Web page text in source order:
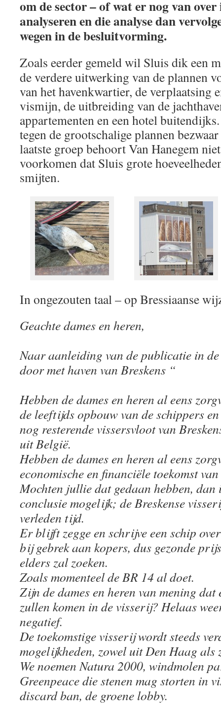
om de sector – of wat er nog van over
analyseren en die analyse dan
wegen in de besluitvorming.
Zoals eerder gemeld wil Sluis dik een
de verdere uitwerking van de plannen
van het havenkwartier, de verplaatsing
vismijn, de uitbreiding van de
appartementen en een hotel
tegen de grootschalige plannen
laatste groep behoort Van Hanegem
voorkomen dat Sluis grote
smijten.
In ongezouten taal – op Bressiaanse
Geachte dames en heren,
Naar aanleiding van de publicatie in
door met haven van Breskens “
Hebben de dames en heren al eens
de leeftijds opbouw van de schippers
nog resterende vissersvloot van
uit België.
Hebben de dames en heren al eens
economische en financiële toekomst
Mochten jullie dat gedaan hebben, dan
conclusie mogelijk; de Breskense
verleden tijd.
Er blijft zegge en schrijve een schip
bij gebrek aan kopers, dus gezonde
elders zal zoeken.
Zoals momenteel de BR 14 al doet.
Zijn de dames en heren van mening
zullen komen in de visserij? Helaas
negatief.
De toekomstige visserij wordt steeds
mogelijkheden, zowel uit Den Haag als
We noemen Natura 2000, windmolen
Greenpeace die stenen mag storten in
discard ban, de groene lobby.